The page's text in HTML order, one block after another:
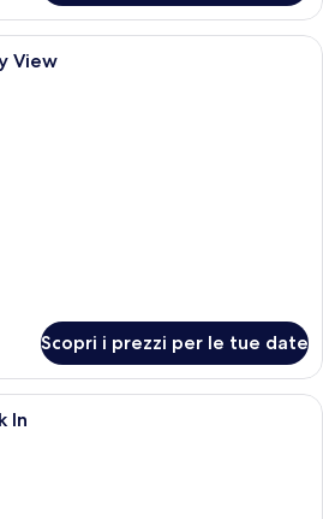
Paesaggio urbano notturno con
View
Scopri i prezzi per le tue date
Una camera d'hotel moderna con
In